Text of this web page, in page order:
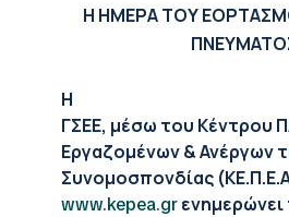
Η ΗΜΕΡΑ ΤΟΥ
H
ΓΣΕΕ, μέσω του Κέντρου
Εργαζομένων & Ανέργων
Συνομοσπονδίας
www.kepea.gr